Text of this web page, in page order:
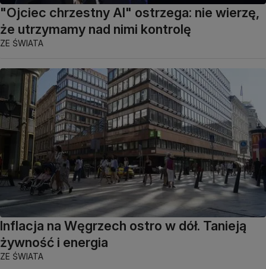
"Ojciec chrzestny AI" ostrzega: nie wierzę,
że utrzymamy nad nimi kontrolę
ZE ŚWIATA
Inflacja na Węgrzech ostro w dół. Tanieją
żywność i energia
ZE ŚWIATA